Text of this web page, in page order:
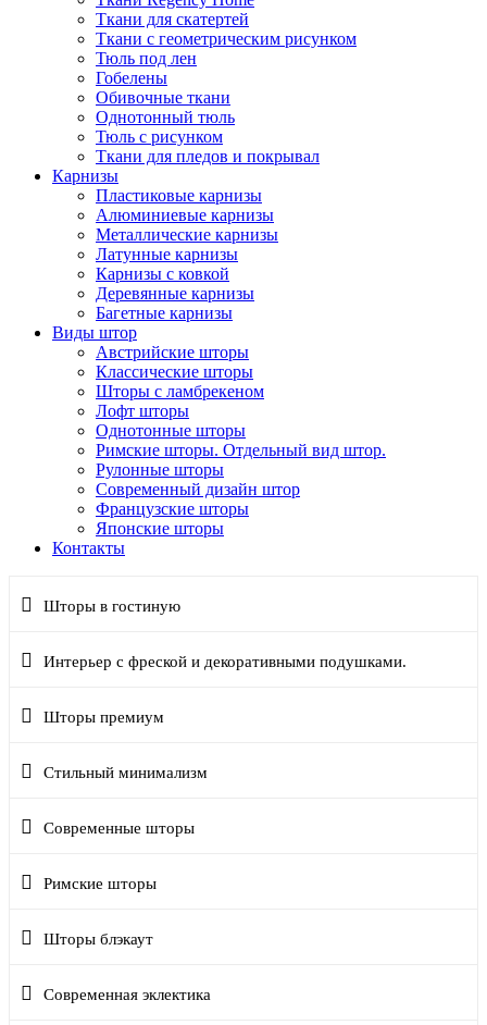
Ткани для скатертей
Ткани с геометрическим рисунком
Тюль под лен
Гобелены
Обивочные ткани
Однотонный тюль
Тюль с рисунком
Ткани для пледов и покрывал
Карнизы
Пластиковые карнизы
Алюминиевые карнизы
Металлические карнизы
Латунные карнизы
Карнизы с ковкой
Деревянные карнизы
Багетные карнизы
Виды штор
Австрийские шторы
Классические шторы
Шторы с ламбрекеном
Лофт шторы
Однотонные шторы
Римские шторы. Отдельный вид штор.
Рулонные шторы
Современный дизайн штор
Французские шторы
Японские шторы
Контакты
Шторы в гостиную
Интерьер с фреской и декоративными подушками.
Шторы премиум
Стильный минимализм
Современные шторы
Римские шторы
Шторы блэкаут
Современная эклектика